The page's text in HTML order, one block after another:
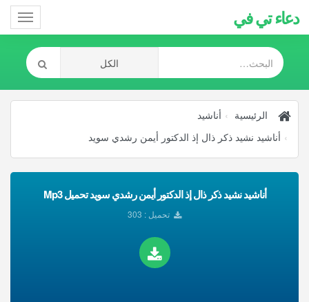
دعاء تي في
الرئيسية
أناشيد
أناشيد نشيد ذكر ذال إذ الدكتور أيمن رشدي سويد
أناشيد نشيد ذكر ذال إذ الدكتور أيمن رشدي سويد تحميل Mp3
تحميل : 303